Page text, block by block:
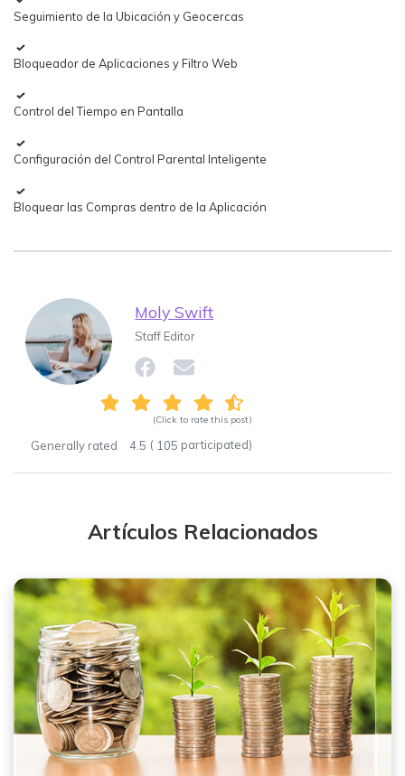
Seguimiento de la Ubicación y Geocercas
Bloqueador de Aplicaciones y Filtro Web
Control del Tiempo en Pantalla
Configuración del Control Parental Inteligente
Bloquear las Compras dentro de la Aplicación
Moly Swift
Staff Editor
(Click to rate this post)
Generally rated 4.5 ( 105 participated)
Artículos Relacionados